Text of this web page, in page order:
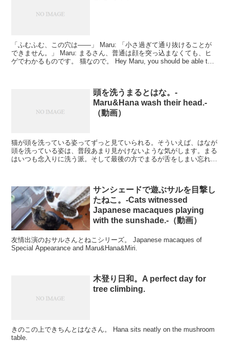
「ふむふむ、この穴は――」 Maru: 「小さ過ぎて通り抜けることが
できません。」 Maru: まるさん、普通は顔を突っ込まなくても、ヒ
ゲでわかるものです。 猫なので。 Hey Maru, you should be able to
頭を洗うまるとはな。-
Maru&Hana wash their head.-
（動画）
猫が頭を洗っている姿ってずっと見ていられる。そういえば、はなが
頭を洗っている姿は、普段あまり見かけないような気がします。まる
はいつも念入りに洗う派。そして最後の方でまるが舌をしまい忘れる
サンシェードで遊ぶサルを目撃し
たねこ。-Cats witnessed
Japanese macaques playing
with the sunshade.-（動画）
友情出演のおサルさんとねこシリーズ。 Japanese macaques of
Special Appearance and Maru&Hana&Miri.
木登り日和。A perfect day for
tree climbing.
きのこの上できちんとはなさん。 Hana sits neatly on the mushroom
table.